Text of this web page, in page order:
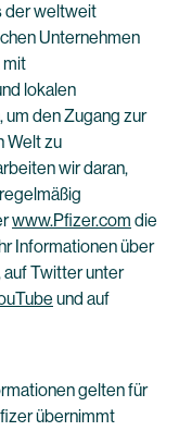
der weltweit
Unternehmen
mit
lokalen
den Zugang zur
Welt zu
wir daran,
www.Pfizer.com die
Informationen über
auf Twitter unter
und auf
gelten für
übernimmt